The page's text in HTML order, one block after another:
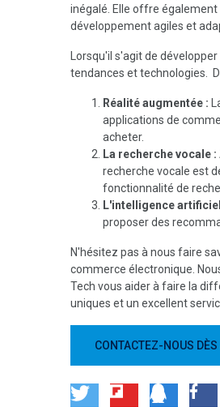
inégalé. Elle offre également
développement agiles et
Lorsqu'il s'agit de
tendances et technologies.
Réalité augmentée :
applications de
acheter.
La recherche vocale :
recherche vocale est
fonctionnalité de
L'intelligence
proposer des
N'hésitez pas à nous faire
commerce électronique.
Tech vous aider à faire la
uniques et un excellent
CONTACTEZ-NOUS